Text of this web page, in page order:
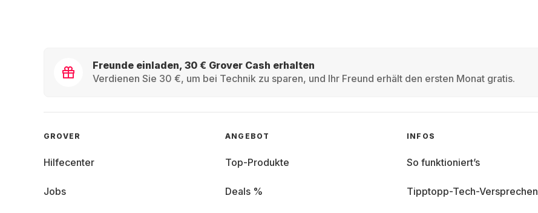
Freunde einladen, 30 € Grover Cash erhalten
Verdienen Sie 30 €, um bei Technik zu sparen, und Ihr Freund erhält den ersten Monat gratis.
GROVER
Hilfecenter
Jobs
ANGEBOT
Top-Produkte
Deals %
INFOS
So funktioniert’s
Tipptopp-Tech-Versprechen